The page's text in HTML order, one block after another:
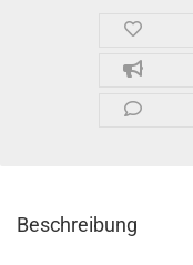
Beschreibung